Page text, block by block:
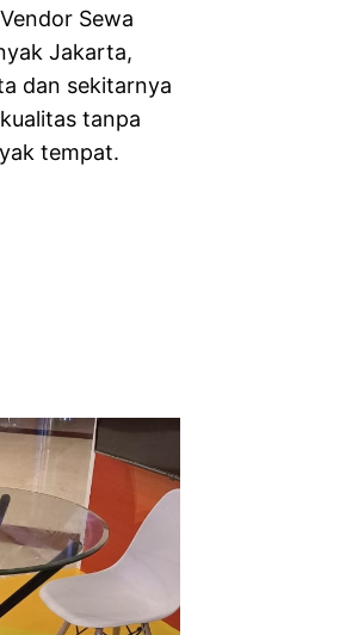
Sewa
Jakarta,
dan sekitarnya
tanpa
tempat.